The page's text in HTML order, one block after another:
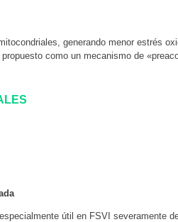
generando menor estrés
como un mecanismo de
útil en FSVI severamente